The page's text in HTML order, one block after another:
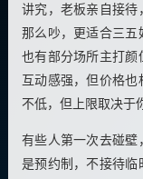
讲究，老板亲自接待
那么吵，更适合三五
也有部分场所主打颜
互动感强，但价格
不低，但上限取决于
有些人第一次去碰壁
是预约制，不接待临